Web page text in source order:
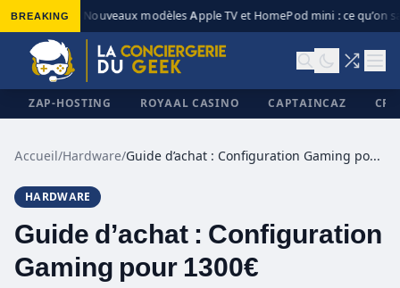
BREAKING
◆ Nouveaux modèles Apple TV et HomePod mini : ce qu’on
ZAP-HOSTING ROYAAL CASINO CAPTAINCAZ
Accueil/Hardware/ Guide d’achat : Configuration Gaming pour 1300€
HARDWARE
Guide d’achat : Configuration
Gaming pour 1300€